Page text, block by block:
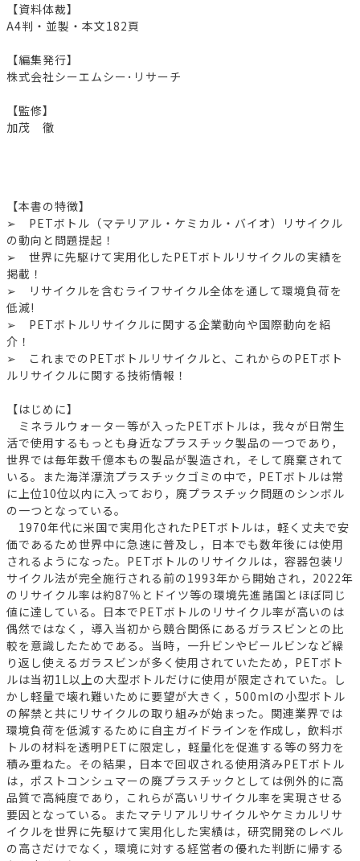
【資料体裁】
A4判・並製・本文182頁
【編集発行】
株式会社シーエムシー･リサーチ
【監修】
加茂 徹
【本書の特徴】
➢ PETボトル（マテリアル・ケミカル・バイオ）リサイクル
の動向と問題提起！
➢ 世界に先駆けて実用化したPETボトルリサイクルの実績を
掲載！
➢ リサイクルを含むライフサイクル全体を通して環境負荷を
低減!
➢ PETボトルリサイクルに関する企業動向や国際動向を紹
介！
➢ これまでのPETボトルリサイクルと、これからのPETボト
ルリサイクルに関する技術情報！
【はじめに】
ミネラルウォーター等が入ったPETボトルは，我々が日常生
活で使用するもっとも身近なプラスチック製品の一つであり，
世界では毎年数千億本もの製品が製造され，そして廃棄されて
いる。また海洋漂流プラスチックゴミの中で，PETボトルは常
に上位10位以内に入っており，廃プラスチック問題のシンボル
の一つとなっている。
1970年代に米国で実用化されたPETボトルは，軽く丈夫で安
価であるため世界中に急速に普及し，日本でも数年後には使用
されるようになった。PETボトルのリサイクルは，容器包装リ
サイクル法が完全施行される前の1993年から開始され，2022年
のリサイクル率は約87％とドイツ等の環境先進諸国とほぼ同じ
値に達している。日本でPETボトルのリサイクル率が高いのは
偶然ではなく，導入当初から競合関係にあるガラスビンとの比
較を意識したためである。当時，一升ビンやビールビンなど繰
り返し使えるガラスビンが多く使用されていたため，PETボト
ルは当初1L以上の大型ボトルだけに使用が限定されていた。し
かし軽量で壊れ難いために要望が大きく，500mlの小型ボトル
の解禁と共にリサイクルの取り組みが始まった。関連業界では
環境負荷を低減するために自主ガイドラインを作成し，飲料ボ
トルの材料を透明PETに限定し，軽量化を促進する等の努力を
積み重ねた。その結果，日本で回収される使用済みPETボトル
は，ポストコンシュマーの廃プラスチックとしては例外的に高
品質で高純度であり，これらが高いリサイクル率を実現させる
要因となっている。またマテリアルリサイクルやケミカルリサ
イクルを世界に先駆けて実用化した実績は，研究開発のレベル
の高さだけでなく，環境に対する経営者の優れた判断に帰する